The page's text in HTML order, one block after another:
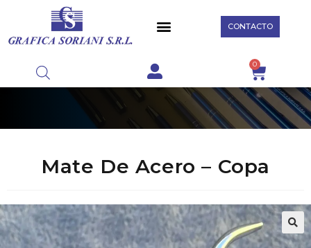
CONTACTO
0
Mate De Acero – Copa